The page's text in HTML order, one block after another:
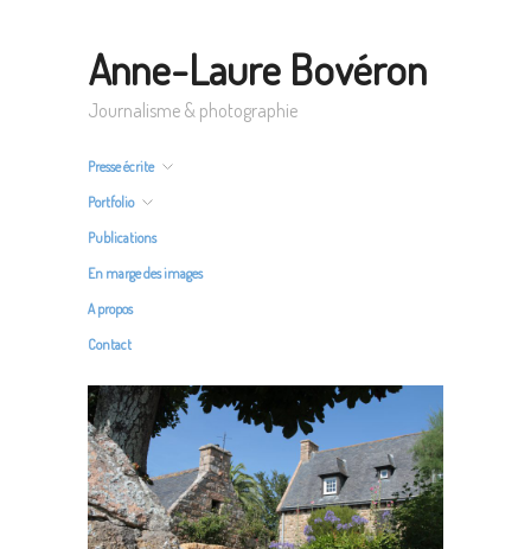
Anne-Laure Bovéron
Journalisme & photographie
Presse écrite
Portfolio
Publications
En marge des images
A propos
Contact